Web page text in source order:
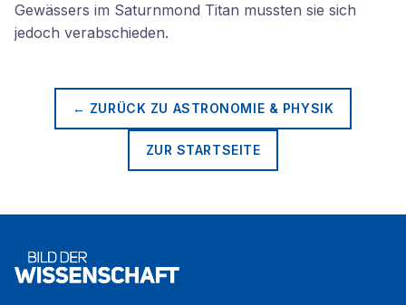
Gewässers im Saturnmond Titan mussten sie sich
jedoch verabschieden.
← ZURÜCK ZU ASTRONOMIE & PHYSIK
ZUR STARTSEITE